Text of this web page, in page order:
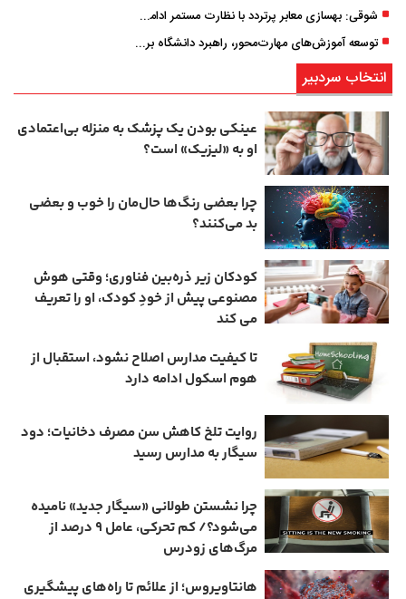
شوقی: بهسازی معابر پرتردد با نظارت مستمر ادامه دارد
توسعه آموزش‌های مهارت‌محور، راهبرد دانشگاه برای تربیت نیروی متخصص است
انتخاب سردبیر
عینکی‌ بودن یک پزشک به منزله بی‌اعتمادی
او به «لیزیک» است؟
چرا بعضی رنگ‌ها حال‌مان را خوب و بعضی
بد می‌کنند؟
کودکان زیر ذره‌بین فناوری؛ وقتی هوش
مصنوعی پیش از خودِ کودک، او را تعریف
می ‌کند
تا کیفیت مدارس اصلاح نشود، استقبال از
هوم ‌اسکول ادامه دارد
روایت تلخ کاهش سن مصرف دخانیات؛ دود
سیگار به مدارس رسید
چرا نشستن طولانی «سیگار جدید» نامیده
می‌شود؟/ کم‌ تحرکی، عامل ۹ درصد از
مرگ‌های زودرس
هانتاویروس؛ از علائم تا راه‌های پیشگیری